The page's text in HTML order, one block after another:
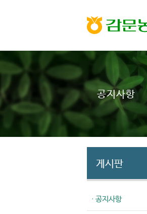
공지사항
게시판
· 공지사항